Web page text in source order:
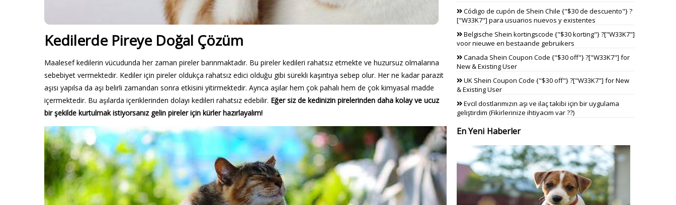
Kedilerde Pireye Doğal Çözüm
Maalesef kedilerin vücudunda her zaman pireler barınmaktadır. Bu pireler kedileri rahatsız etmekte ve huzursuz olmalarına
sebebiyet vermektedir. Kediler için pireler oldukça rahatsız edici olduğu gibi sürekli kaşıntıya sebep olur. Her ne kadar parazit
aşısı yapılsa da aşı belirli zamandan sonra etkisini yitirmektedir. Ayrıca aşılar hem çok pahalı hem de çok kimyasal madde
içermektedir. Bu aşılarda içeriklerinden dolayı kedileri rahatsız edebilir. Eğer siz de kedinizin pirelerinden daha kolay ve ucuz
bir şekilde kurtulmak istiyorsanız gelin pireler için kürler hazırlayalım!
Código de cupón de Shein Chile {"$30 de descuento"} ?
["W33K7"] para usuarios nuevos y existentes
Belgische Shein kortingscode {"$30 korting"} ?["W33K7"]
voor nieuwe en bestaande gebruikers
Canada Shein Coupon Code {"$30 off"} ?["W33K7"] for
New & Existing User
UK Shein Coupon Code {"$30 off"} ?["W33K7"] for New
& Existing User
Evcil dostlarımızın aşı ve ilaç takibi için bir uygulama
geliştirdim (Fikirlerinize ihtiyacım var ??)
En Yeni Haberler